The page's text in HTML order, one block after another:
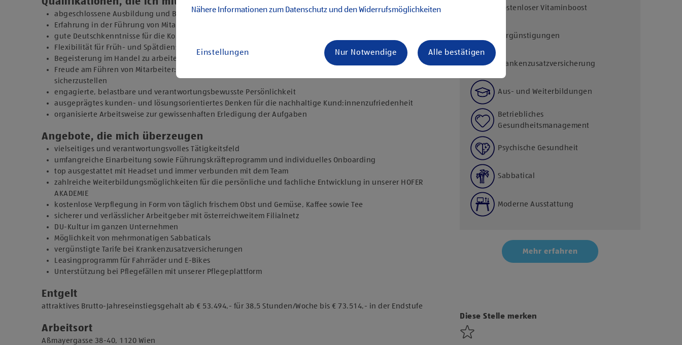
Qualifikationen, die ich mitbringe
abgeschlossene Ausbildung und Berufserfahrung von Vorteil
Erfahrung in der Führung von Mitarbeiter:innen
gute Deutschkenntnisse für die Kommunikation mit unseren Kund:innen
Flexibilität für Früh- und Spätdienste (Montag bis Samstag)
Begeisterung im Handel zu arbeiten und den Unternehmenserfolg mitzugestalten
Freude am Führen von Mitarbeiter:innen, um gemeinsam einen reibungslosen Filialbetrieb
sicherzustellen
engagierte, belastbare und verantwortungsbewusste Persönlichkeit
ausgeprägtes kunden- und lösungsorientiertes Denken für die nachhaltige Kund:innenzufriedenheit
organisierte Arbeitsweise zur gewissenhaften Erledigung der Aufgaben
Angebote, die mich überzeugen
vielseitiges und verantwortungsvolles Tätigkeitsfeld
umfangreiche Einarbeitung sowie Führungskräfteprogramm und individuelles Onboarding
top ausgestattet mit Headset und immer verbunden mit dem Team
zahlreiche Weiterbildungsmöglichkeiten für die persönliche und fachliche Entwicklung in unserer HOFER
AKADEMIE
kostenlose Verpflegung in Form von täglich frischem Obst und Gemüse, Kaffee sowie Tee
sicherer und verlässlicher Arbeitgeber mit österreichweitem Filialnetz
DU-Kultur im ganzen Unternehmen
Möglichkeit von mehrmonatigen Sabbaticals
vergünstigte Tarife bei Krankenzusatzversicherungen
Leasingprogramm für Fahrräder und E-Bikes
Unterstützung bei Pflegefällen mit unserer Pflegeplattform
Entgelt
attraktives Brutto-Jahreseinstiegsgehalt ab € 53.494,- für 38,5 Stunden/Woche bis € 73.514,- in der Endstufe
Arbeitsort
​Aßmayergasse 38-40, 1120 Wien​
Kostenloser Vitaminboost
Vergünstigungen
Krankenzusatzversicherung
Aus- und Weiterbildungen
Betriebliches
Gesundheitsmanagement
Psychische Gesundheit
Sabbatical
Moderne Ausstattung
Mehr erfahren
diesen Inhalt anzuzeigen.
Diese Stelle merken
Nähere Informationen zum Datenschutz und den Widerrufsmöglichkeiten
Einstellungen Nur Notwendige Alle bestätigen